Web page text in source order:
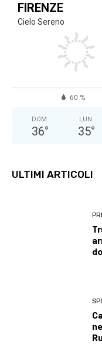
FIRENZE
Cielo Sereno
60 %
DOM
36°
LUN
35°
ULTIMI ARTICOLI